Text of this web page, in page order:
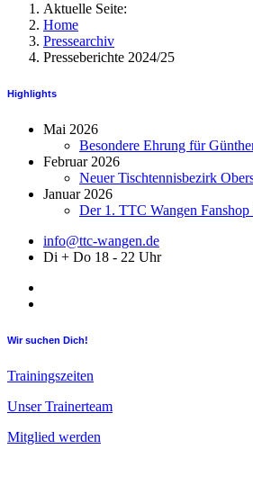
Aktuelle Seite:
Home
Pressearchiv
Presseberichte 2024/25
Highlights
Mai 2026
Besondere Ehrung für
Februar 2026
Neuer Tischtennisbezirk
Januar 2026
Der 1. TTC Wangen Fanshop
info@ttc-wangen.de
Di + Do 18 - 22 Uhr
Wir suchen Dich!
Trainingszeiten
Unser Trainerteam
Mitglied werden